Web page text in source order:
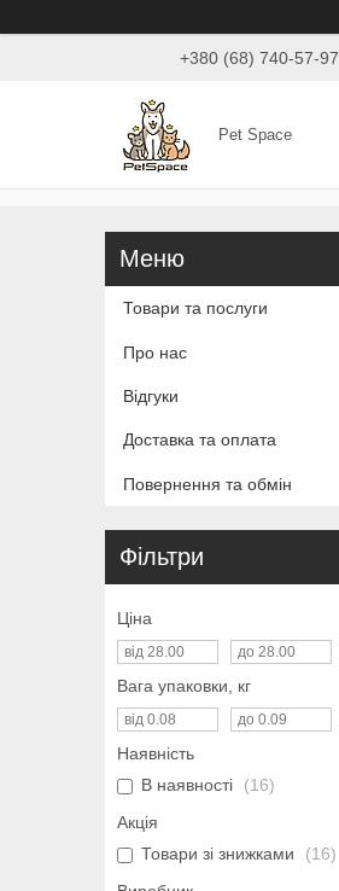
+380 (68) 740-57-97
Pet Space
Товари та послуги
Про нас
Відгуки
Доставка та оплата
Повернення та обмін
Фільтри
Ціна
Вага упаковки, кг
Наявність
В наявності
16
Акція
Товари зі знижками
16